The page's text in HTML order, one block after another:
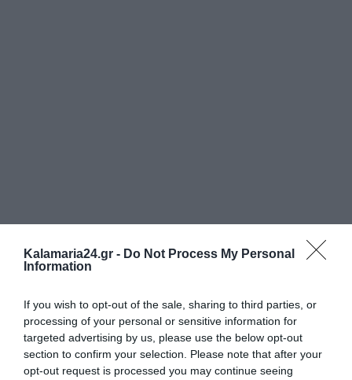
Kalamaria24.gr - Do Not Process My Personal
Information
If you wish to opt-out of the sale, sharing to third parties, or
processing of your personal or sensitive information for
targeted advertising by us, please use the below opt-out
section to confirm your selection. Please note that after your
opt-out request is processed you may continue seeing